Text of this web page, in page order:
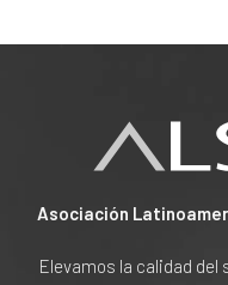
Asociación
Elevamos la calidad